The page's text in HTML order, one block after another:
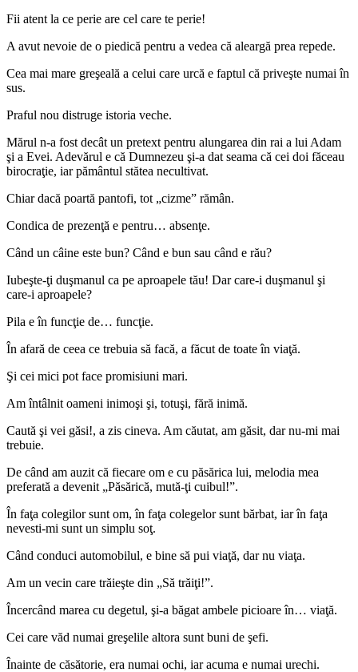
Fii atent la ce perie are cel care te perie!
A avut nevoie de o piedică pentru a vedea că aleargă prea repede.
Cea mai mare greşeală a celui care urcă e faptul că priveşte numai în
sus.
Praful nou distruge istoria veche.
Mărul n-a fost decât un pretext pentru alungarea din rai a lui Adam
şi a Evei. Adevărul e că Dumnezeu şi-a dat seama că cei doi făceau
birocraţie, iar pământul stătea necultivat.
Chiar dacă poartă pantofi, tot „cizme” rămân.
Condica de prezenţă e pentru… absenţe.
Când un câine este bun? Când e bun sau când e rău?
Iubeşte-ţi duşmanul ca pe aproapele tău! Dar care-i duşmanul şi
care-i aproapele?
Pila e în funcţie de… funcţie.
În afară de ceea ce trebuia să facă, a făcut de toate în viaţă.
Şi cei mici pot face promisiuni mari.
Am întâlnit oameni inimoşi şi, totuşi, fără inimă.
Caută şi vei găsi!, a zis cineva. Am căutat, am găsit, dar nu-mi mai
trebuie.
De când am auzit că fiecare om e cu păsărica lui, melodia mea
preferată a devenit „Păsărică, mută-ţi cuibul!”.
În faţa colegilor sunt om, în faţa colegelor sunt bărbat, iar în faţa
nevesti-mi sunt un simplu soţ.
Când conduci automobilul, e bine să pui viaţă, dar nu viaţa.
Am un vecin care trăieşte din „Să trăiţi!”.
Încercând marea cu degetul, şi-a băgat ambele picioare în… viaţă.
Cei care văd numai greşelile altora sunt buni de şefi.
Înainte de căsătorie, era numai ochi, iar acuma e numai urechi.